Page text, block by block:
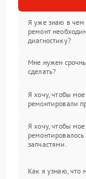
Я уже знаю в чем
ремонт
диагностику?
Мне нужен
сделать?
Я хочу, чтобы мое
ремонтировали
Я хочу, чтобы мое
запчастями.
Как я узнаю, что